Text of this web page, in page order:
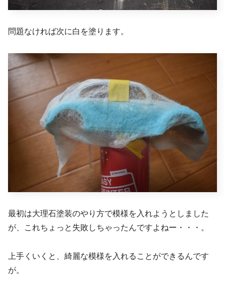
問題なければ次に白を塗ります。
最初は大理石塗装のやり方で模様を入れようとしました
が、これちょっと失敗しちゃったんですよねー・・・。
上手くいくと、綺麗な模様を入れることができるんです
が。